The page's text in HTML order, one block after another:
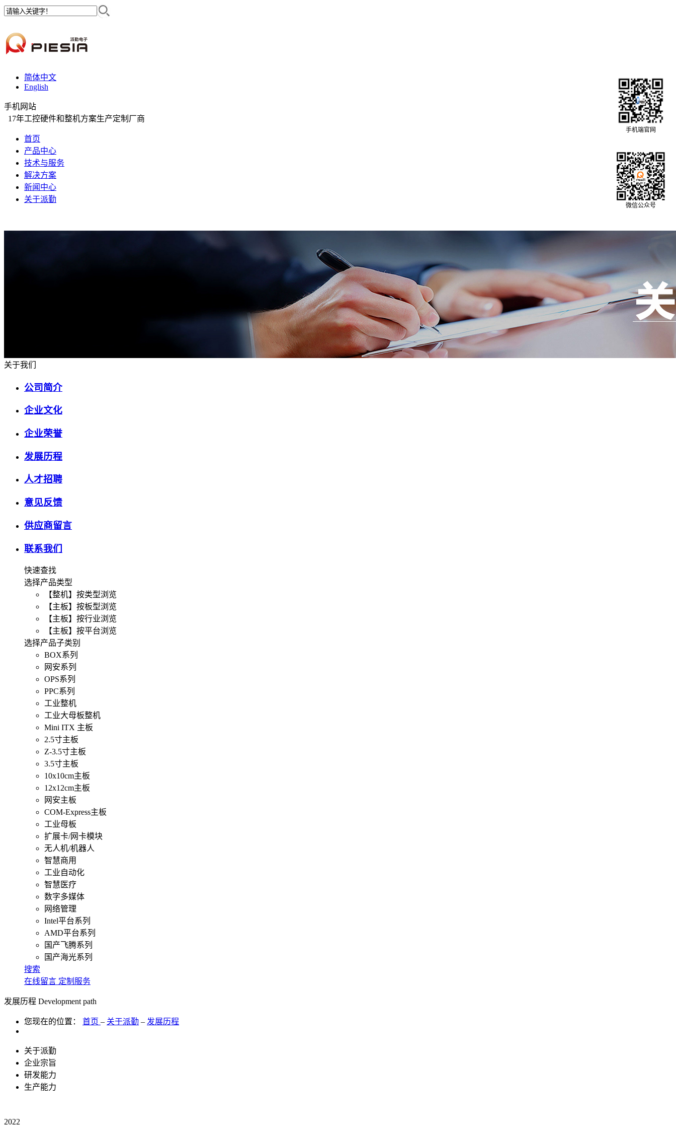
简体中文
English
手机网站
17年工控硬件和整机方案生产定制厂商
首页
产品中心
技术与服务
解决方案
新闻中心
关于派勤
关于我们
公司简介
企业文化
企业荣誉
发展历程
人才招聘
意见反馈
供应商留言
联系我们
快速查找
选择产品类型
【整机】按类型浏览
【主板】按板型浏览
【主板】按行业浏览
【主板】按平台浏览
选择产品子类别
BOX系列
网安系列
OPS系列
PPC系列
工业整机
工业大母板整机
Mini ITX 主板
2.5寸主板
Z-3.5寸主板
3.5寸主板
10x10cm主板
12x12cm主板
网安主板
COM-Express主板
工业母板
扩展卡/网卡模块
无人机/机器人
智慧商用
工业自动化
智慧医疗
数字多媒体
网络管理
Intel平台系列
AMD平台系列
国产飞腾系列
国产海光系列
搜索
在线留言 定制服务
发展历程 Development path
您现在的位置： 首页 – 关于派勤 – 发展历程
关于派勤
企业宗旨
研发能力
生产能力
2022
微信公众号
手机端官网